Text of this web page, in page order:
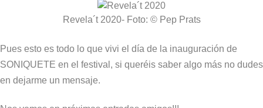
Revela´t 2020- Foto: © Pep Prats
Pues esto es todo lo que vivi el día de la inauguración de
SONIQUETE en el festival, si queréis saber algo más no dudes
en dejarme un mensaje.